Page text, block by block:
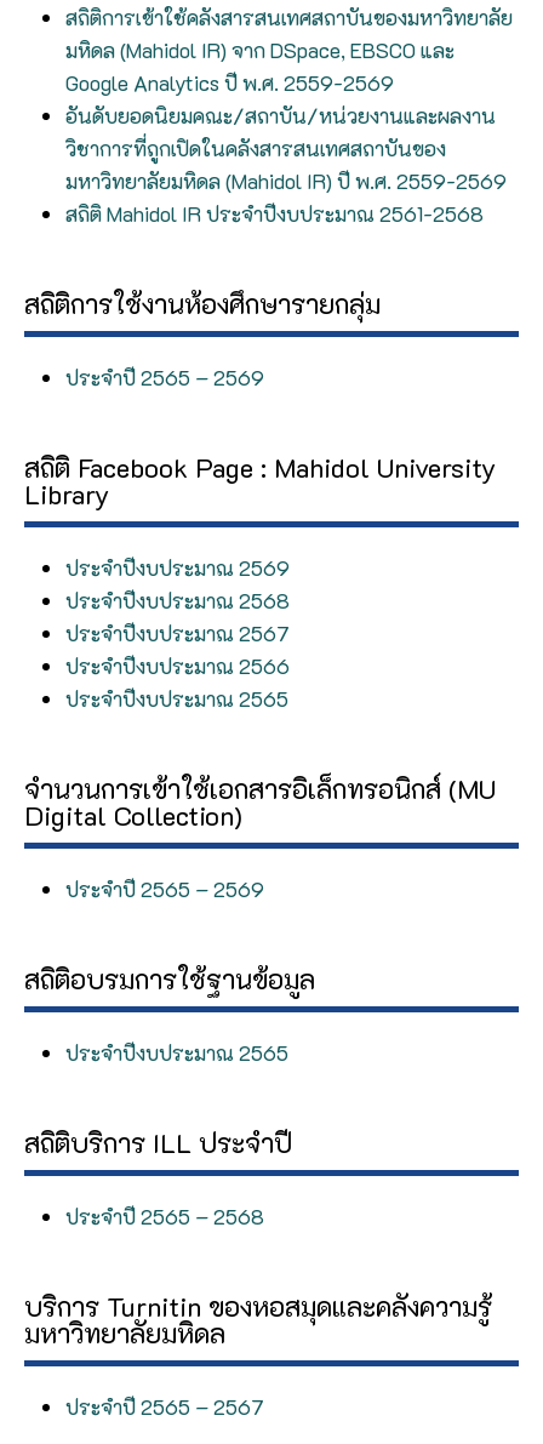
สถิติการเข้าใช้คลังสารสนเทศสถาบันของมหาวิทยาลัย
มหิดล (Mahidol IR) จาก DSpace, EBSCO และ
Google Analytics ปี พ.ศ. 2559-2569
อันดับยอดนิยมคณะ/สถาบัน/หน่วยงานและผลงาน
วิชาการที่ถูกเปิดในคลังสารสนเทศสถาบันของ
มหาวิทยาลัยมหิดล (Mahidol IR) ปี พ.ศ. 2559-2569
สถิติ Mahidol IR ประจำปีงบประมาณ 2561-2568
สถิติการใช้งานห้องศึกษารายกลุ่ม
ประจำปี 2565 – 2569
สถิติ Facebook Page : Mahidol University
Library
ประจำปีงบประมาณ 2569
ประจำปีงบประมาณ 2568
ประจำปีงบประมาณ 2567
ประจำปีงบประมาณ 2566
ประจำปีงบประมาณ 2565
จำนวนการเข้าใช้เอกสารอิเล็กทรอนิกส์ (MU
Digital Collection)
ประจำปี 2565 – 2569
สถิติอบรมการใช้ฐานข้อมูล
ประจำปีงบประมาณ 2565
สถิติบริการ ILL ประจำปี
ประจำปี 2565 – 2568
บริการ Turnitin ของหอสมุดและคลังความรู้
มหาวิทยาลัยมหิดล
ประจำปี 2565 – 2567